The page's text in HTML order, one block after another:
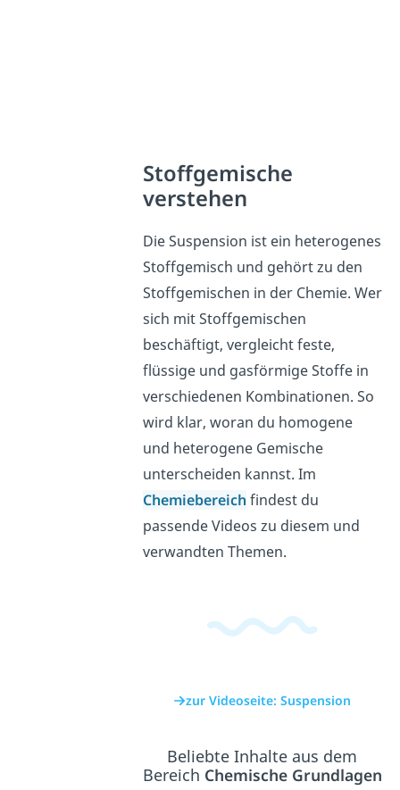
Stoffgemische
verstehen
Die Suspension ist ein heterogenes
Stoffgemisch und gehört zu den
Stoffgemischen in der Chemie. Wer
sich mit Stoffgemischen
beschäftigt, vergleicht feste,
flüssige und gasförmige Stoffe in
verschiedenen Kombinationen. So
wird klar, woran du homogene
und heterogene Gemische
unterscheiden kannst. Im
Chemiebereich findest du
passende Videos zu diesem und
verwandten Themen.
zur Videoseite: Suspension
Beliebte Inhalte aus dem
Bereich Chemische Grundlagen